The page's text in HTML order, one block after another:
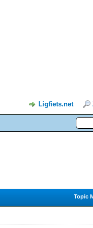
Ligfiets.net
Topic